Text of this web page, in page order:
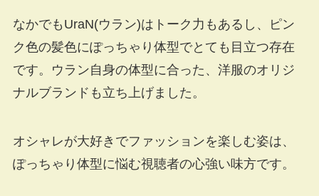
なかでもUraN(ウラン)はトーク力もあるし、ピン
ク色の髪色にぽっちゃり体型でとても目立つ存在
です。ウラン自身の体型に合った、洋服のオリジ
ナルブランドも立ち上げました。
オシャレが大好きでファッションを楽しむ姿は、
ぽっちゃり体型に悩む視聴者の心強い味方です。